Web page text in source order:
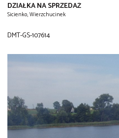
DZIAŁKA NA SPRZEDAŻ
Sicienko, Wierzchucinek
DMT-GS-107614